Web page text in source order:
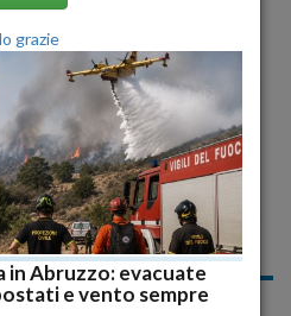
i consigli del
grazie
in Abruzzo: evacuate
e vento sempre